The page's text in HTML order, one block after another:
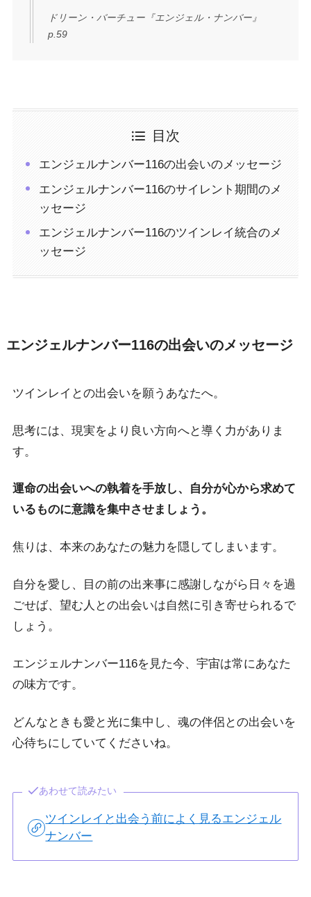
ドリーン・バーチュー『エンジェル・ナンバー』
p.59
目次
エンジェルナンバー116の出会いのメッセージ
エンジェルナンバー116のサイレント期間のメ
ッセージ
エンジェルナンバー116のツインレイ統合のメ
ッセージ
エンジェルナンバー116の出会いのメッセージ
ツインレイとの出会いを願うあなたへ。
思考には、現実をより良い方向へと導く力がありま
す。
運命の出会いへの執着を手放し、自分が心から求めて
いるものに意識を集中させましょう。
焦りは、本来のあなたの魅力を隠してしまいます。
自分を愛し、目の前の出来事に感謝しながら日々を過
ごせば、望む人との出会いは自然に引き寄せられるで
しょう。
エンジェルナンバー116を見た今、宇宙は常にあなた
の味方です。
どんなときも愛と光に集中し、魂の伴侶との出会いを
心待ちにしていてくださいね。
あわせて読みたい
ツインレイと出会う前によく見るエンジェル
ナンバー